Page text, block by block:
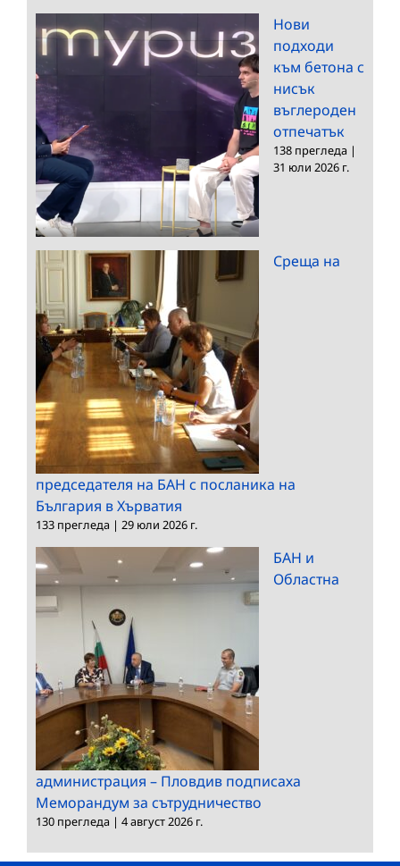
Нови
подходи
към бетона с
нисък
въглероден
отпечатък
138 прегледа |
31 юли 2026 г.
Среща на
председателя на БАН с посланика на
България в Хърватия
133 прегледа | 29 юли 2026 г.
БАН и
Областна
администрация – Пловдив подписаха
Меморандум за сътрудничество
130 прегледа | 4 август 2026 г.